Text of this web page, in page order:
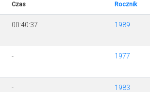
Czas Rocznik
00:40:37 1989
- 1977
- 1983